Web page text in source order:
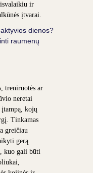
ir
įtvarai.
dienos?
raumenų
treniruotės ar
neretai
įtampą, kojų
Tinkamas
greičiau
gerą
kuo gali būti